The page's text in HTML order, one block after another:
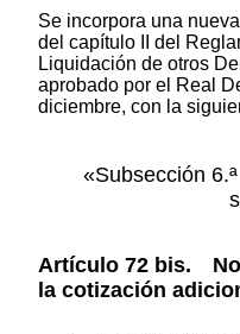
Se incorpora una
del capítulo II del
Liquidación de otros
aprobado por el Real
diciembre, con la
«Subsección
Artículo 72 bis.
la cotización